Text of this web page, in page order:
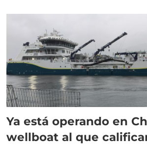
Ya está operando en
wellboat al que